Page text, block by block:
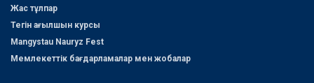
Жас тұлпар
Тегін ағылшын курсы
Mangystau Nauryz Fest
Мемлекеттік бағдарламалар мен жобалар